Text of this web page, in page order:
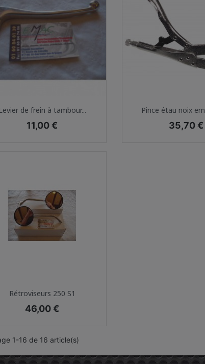
 Aperçu rapide
de frein à tambour...
Prix
11,00 €
Aperçu
Pince étau noix
Prix
35,70 €
Aperçu rapide
Rétroviseurs 250 S1
Prix
46,00 €
1-16 de 16 article(s)